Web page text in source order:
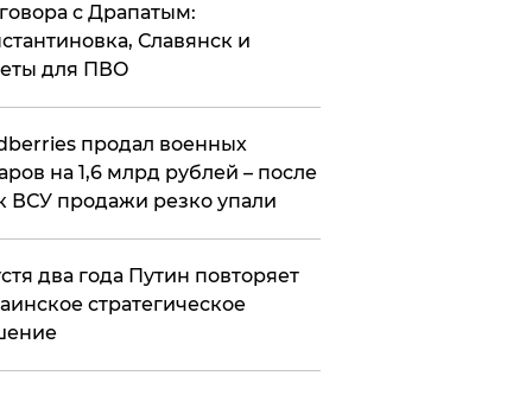
с Драпатым:
Славянск и
для ПВО
продал военных
на 1,6 млрд рублей – после
ВСУ продажи резко упали
два года Путин повторяет
стратегическое